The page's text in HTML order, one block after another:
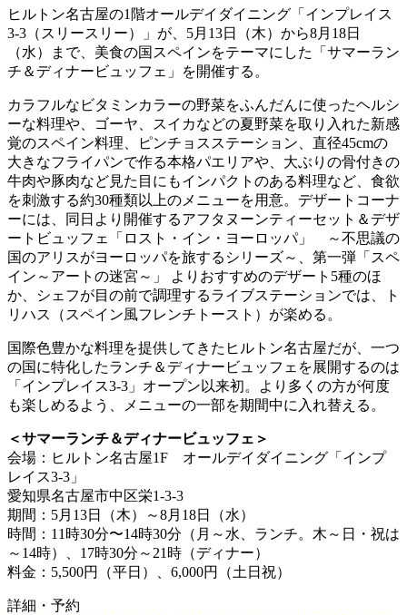
ヒルトン名古屋の1階オールデイダイニング「インプレイス
3-3（スリースリー）」が、5月13日（木）から8月18日
（水）まで、美食の国スペインをテーマにした「サマーラン
チ＆ディナービュッフェ」を開催する。
カラフルなビタミンカラーの野菜をふんだんに使ったヘルシ
ーな料理や、ゴーヤ、スイカなどの夏野菜を取り入れた新感
覚のスペイン料理、ピンチョスステーション、直径45cmの
大きなフライパンで作る本格パエリアや、大ぶりの骨付きの
牛肉や豚肉など見た目にもインパクトのある料理など、食欲
を刺激する約30種類以上のメニューを用意。デザートコーナ
ーには、同日より開催するアフタヌーンティーセット＆デザ
ートビュッフェ「ロスト・イン・ヨーロッパ」 ～不思議の
国のアリスがヨーロッパを旅するシリーズ～、第一弾「スペ
イン～アートの迷宮～」 よりおすすめのデザート5種のほ
か、シェフが目の前で調理するライブステーションでは、ト
リハス（スペイン風フレンチトースト）が楽める。
国際色豊かな料理を提供してきたヒルトン名古屋だが、一つ
の国に特化したランチ＆ディナービュッフェを展開するのは
「インプレイス3-3」オープン以来初。より多くの方が何度
も楽しめるよう、メニューの一部を期間中に入れ替える。
＜サマーランチ＆ディナービュッフェ＞
会場：ヒルトン名古屋1F オールデイダイニング「インプ
レイス3-3」
愛知県名古屋市中区栄1-3-3
期間：5月13日（木）～8月18日（水）
時間：11時30分〜14時30分（月～水、ランチ。木～日・祝は
～14時）、17時30分～21時（ディナー）
料金：5,500円（平日）、6,000円（土日祝）
詳細・予約